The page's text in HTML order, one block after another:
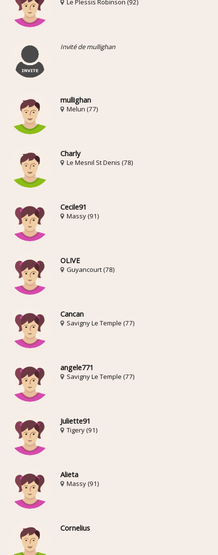
Le Plessis Robinson (92)
Invité de mullighan
mullighan
Melun (77)
Charly
Le Mesnil St Denis (78)
Cecile91
Massy (91)
OLIVE
Guyancourt (78)
Cancan
Savigny Le Temple (77)
angele771
Savigny Le Temple (77)
Juliette91
Tigery (91)
Alieta
Massy (91)
Cornelius